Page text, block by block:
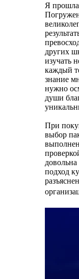
Я
других
изучать
каждый
знание
нужно
души
При
выбор
подход